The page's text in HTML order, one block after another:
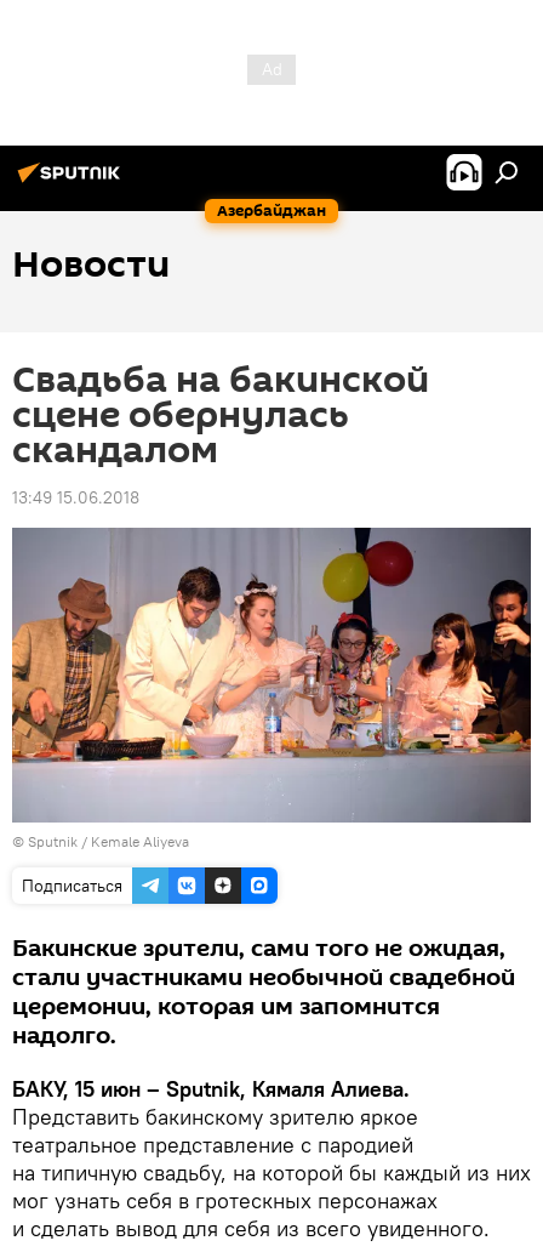
Азербайджан
Новости
Свадьба на бакинской
сцене обернулась
скандалом
13:49 15.06.2018
© Sputnik / Kemale Aliyeva
Подписаться
Бакинские зрители, сами того не ожидая,
стали участниками необычной свадебной
церемонии, которая им запомнится
надолго.
БАКУ, 15 июн – Sputnik, Кямаля Алиева.
Представить бакинскому зрителю яркое
театральное представление с пародией
на типичную свадьбу, на которой бы каждый из них
мог узнать себя в гротескных персонажах
и сделать вывод для себя из всего увиденного.